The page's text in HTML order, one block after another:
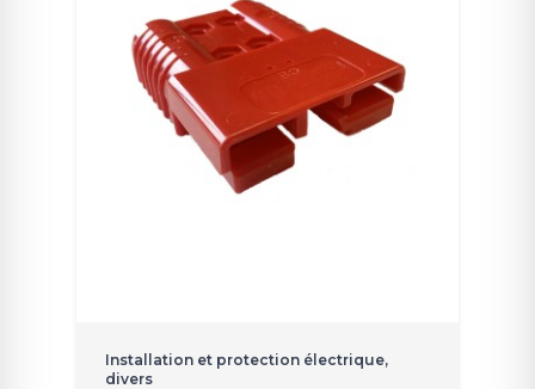
Installation et protection électrique,
divers